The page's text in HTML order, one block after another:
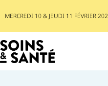
MERCREDI 10 & JEUDI 11 FÉVRIER